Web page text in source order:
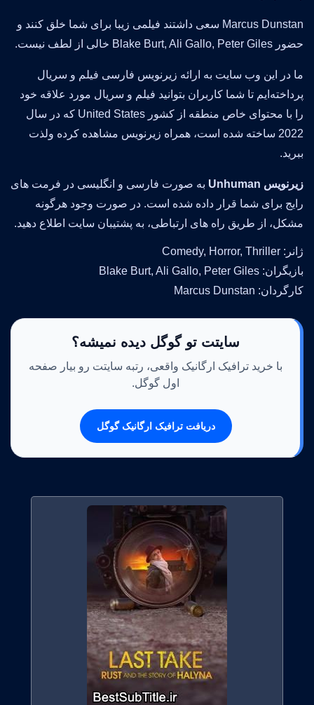
Marcus Dunstan سعی داشتند فیلمی زیبا برای شما خلق کنند و
حضور Blake Burt, Ali Gallo, Peter Giles خالی از لطف نیست.
ما در این وب سایت به ارائه زیرنویس فارسی فیلم و سریال
پرداخته‌ایم تا شما کاربران بتوانید فیلم و سریال مورد علاقه خود
را با محتوای خاص منطقه از کشور United States که در سال
2022 ساخته شده است، همراه زیرنویس مشاهده کرده ولذت
ببرید.
زیرنویس Unhuman
به صورت فارسی و انگلیسی در فرمت های
رایج برای شما قرار داده شده است. در صورت وجود هرگونه
مشکل، از طریق راه های ارتباطی، به پشتیبان سایت اطلاع دهید.
ژانر: Comedy, Horror, Thriller
بازیگران: Blake Burt, Ali Gallo, Peter Giles
کارگردان: Marcus Dunstan
سایتت تو گوگل دیده نمیشه؟
با خرید ترافیک ارگانیک واقعی، رتبه سایتت رو بیار صفحه
اول گوگل.
دریافت ترافیک ارگانیک گوگل